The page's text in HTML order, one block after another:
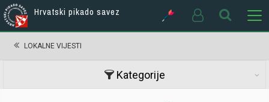
Hrvatski pikado savez
LOKALNE VIJESTI
Kategorije